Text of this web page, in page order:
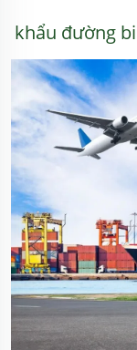
khẩu đường